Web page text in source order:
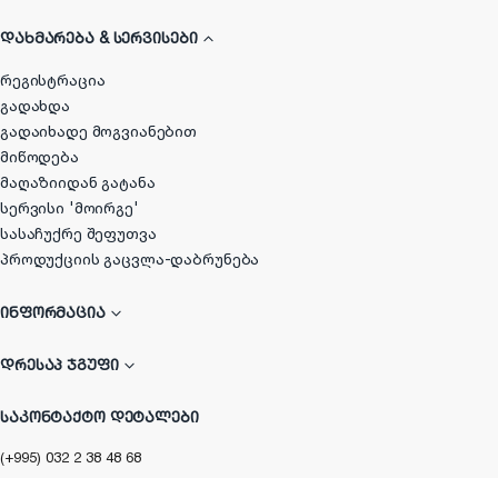
ᲓᲐᲮᲛᲐᲠᲔᲑᲐ & ᲡᲔᲠᲕᲘᲡᲔᲑᲘ
რეგისტრაცია
გადახდა
გადაიხადე მოგვიანებით
მიწოდება
მაღაზიიდან გატანა
სერვისი 'მოირგე'
სასაჩუქრე შეფუთვა
პროდუქციის გაცვლა-დაბრუნება
ᲘᲜᲤᲝᲠᲛᲐᲪᲘᲐ
ᲓᲠᲔᲡᲐᲞ ᲯᲒᲣᲤᲘ
ᲡᲐᲙᲝᲜᲢᲐᲥᲢᲝ ᲓᲔᲢᲐᲚᲔᲑᲘ
(+995) 032 2 38 48 68